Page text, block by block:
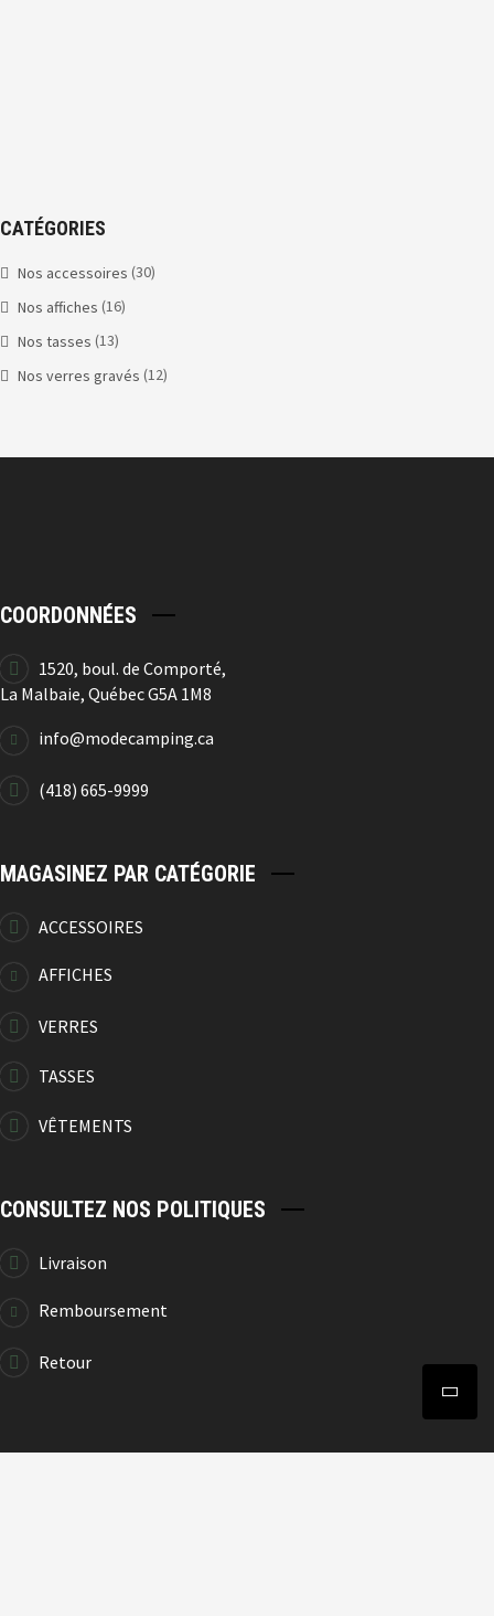
CATÉGORIES
Nos accessoires (30)
Nos affiches (16)
Nos tasses (13)
Nos verres gravés (12)
COORDONNÉES
1520, boul. de Comporté,
La Malbaie, Québec G5A 1M8
info@modecamping.ca
(418) 665-9999
MAGASINEZ PAR CATÉGORIE
ACCESSOIRES
AFFICHES
VERRES
TASSES
VÊTEMENTS
CONSULTEZ NOS POLITIQUES
Livraison
Remboursement
Retour